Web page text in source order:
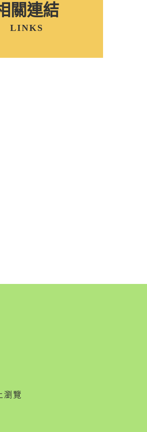
關連結
LINKS
瀏覽